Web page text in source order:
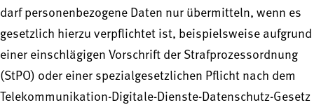
darf personenbezogene Daten nur übermitteln, wenn es
gesetzlich hierzu verpflichtet ist, beispielsweise aufgrund
einer einschlägigen Vorschrift der Strafprozessordnung
(StPO) oder einer spezialgesetzlichen Pflicht nach dem
Telekommunikation-Digitale-Dienste-Datenschutz-Gesetz